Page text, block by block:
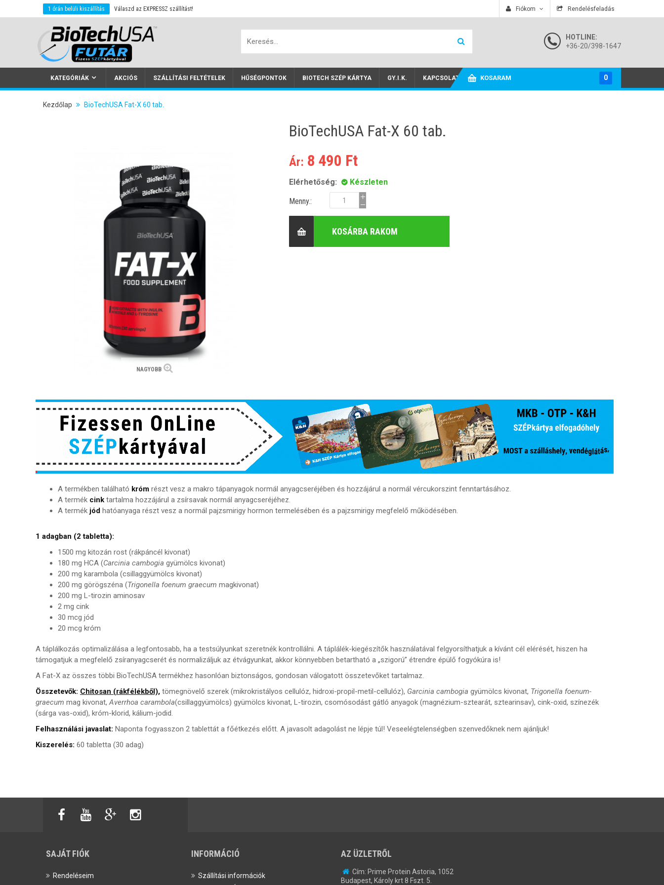
1 órán belüli kiszállítás Válaszd az EXPRESSZ szállítást! Fiókom Rendelésfeladás
KOSARAM 0
HOTLINE:
+36-20/398-1647
KATEGÓRIÁK AKCIÓS SZÁLLÍTÁSI FELTÉTELEK HŰSÉGPONTOK BIOTECH SZÉP KÁRTYA GY.I.K. KAPCSOLAT
Kezdőlap BioTechUSA Fat-X 60 tab.
NAGYOBB
BioTechUSA Fat-X 60 tab.
Ár: 8 490 Ft
Elérhetőség: Készleten
Menny.:
KOSÁRBA RAKOM
A termékben található króm részt vesz a makro tápanyagok normál anyagcseréjében és hozzájárul a normál vércukorszint fenntartásához.
A termék cink tartalma hozzájárul a zsírsavak normál anyagcseréjéhez.
A termék jód hatóanyaga részt vesz a normál pajzsmirigy hormon termelésében és a pajzsmirigy megfelelő működésében.
1 adagban (2 tabletta):
1500 mg kitozán rost (rákpáncél kivonat)
180 mg HCA (Carcinia cambogia gyümölcs kivonat)
200 mg karambola (csillaggyümölcs kivonat)
200 mg görögszéna (Trigonella foenum graecum magkivonat)
200 mg L-tirozin aminosav
2 mg cink
30 mcg jód
20 mcg króm
A táplálkozás optimalizálása a legfontosabb, ha a testsúlyunkat szeretnék kontrollálni. A táplálék-kiegészítők használatával felgyorsíthatjuk a kívánt cél elérését, hiszen ha
támogatjuk a megfelelő zsíranyagcserét és normalizáljuk az étvágyunkat, akkor könnyebben betartható a „szigorú” étrendre épülő fogyókúra is!
A Fat-X az összes többi BioTechUSA termékhez hasonlóan biztonságos, gondosan válogatott összetevőket tartalmaz.
Összetevők: Chitosan (rákfélékből), tömegnövelő szerek (mikrokristályos cellulóz, hidroxi-propil-metil-cellulóz), Garcinia cambogia gyümölcs kivonat, Trigonella foenum-
graecum mag kivonat,Averrhoa carambola(csillaggyümölcs) gyümölcs kivonat, L-tirozin, csomósodást gátló anyagok (magnézium-sztearát, sztearinsav), cink-oxid, színezék
(sárga vas-oxid), króm-klorid, kálium-jodid.
Felhasználási javaslat: Naponta fogyasszon 2 tablettát a főétkezés előtt. A javasolt adagolást ne lépje túl! Veseelégtelenségben szenvedőknek nem ajánljuk!
Kiszerelés: 60 tabletta (30 adag)
SAJÁT FIÓK
Rendeléseim
INFORMÁCIÓ
Szállítási információk
AZ ÜZLETRŐL
Cím: Prime Protein Astoria, 1052
Budapest, Károly krt 8 Fszt. 5.